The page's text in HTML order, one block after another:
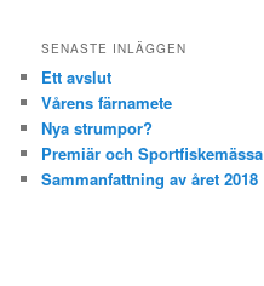
SENASTE INLÄGGEN
Ett avslut
Vårens färnamete
Nya strumpor?
Premiär och Sportfiskemässa
Sammanfattning av året 2018